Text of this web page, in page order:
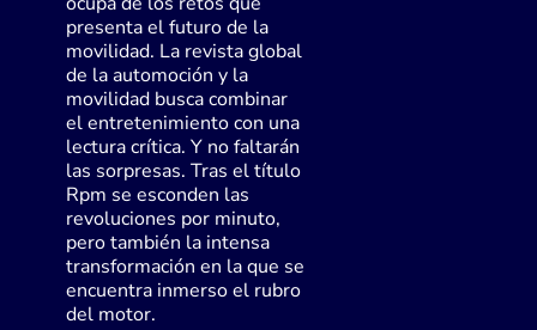
presenta el futuro de la
movilidad. La revista global
de la automoción y la
movilidad busca combinar
el entretenimiento con una
lectura crítica. Y no faltarán
las sorpresas. Tras el título
Rpm se esconden las
revoluciones por minuto,
pero también la intensa
transformación en la que se
encuentra inmerso el rubro
del motor.